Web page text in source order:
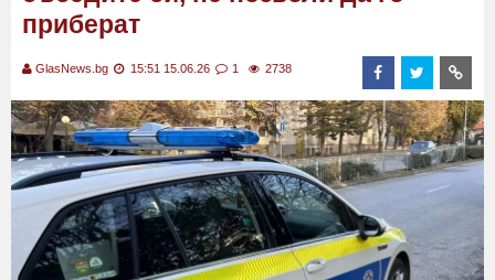
приберат
GlasNews.bg 15:51 15.06.26 1 2738